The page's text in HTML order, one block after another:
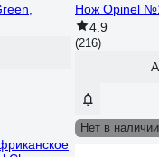
Нож Opinel
4.9
(216)
Нет в наличии